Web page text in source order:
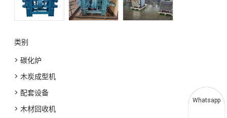
类别
> 碳化炉
> 木炭成型机
> 配套设备
> 木材回收机
Whatsapp